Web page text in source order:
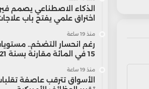
الذكاء الاصطناعي يصمم
اختراق علمي يفتح باب
منذ 19 ساعة
رغم انحسار التضخم..
15 في المائة مقارنة بسنة 2021
منذ 19 ساعة
الأسواق تترقب عاصفة